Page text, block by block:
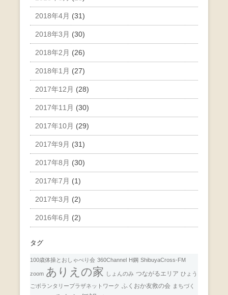
2018年4月 (31)
2018年3月 (30)
2018年2月 (26)
2018年1月 (27)
2017年12月 (28)
2017年11月 (30)
2017年10月 (29)
2017年9月 (31)
2017年8月 (30)
2017年7月 (1)
2017年3月 (2)
2016年6月 (2)
タグ
100歳体操とおしゃべり会 360Channel H鋼 ShibuyaCross-FM
zoom ありえの家 しょんのみ つながるエリア ひょう
ごボランタリープラザネットワーク ふくおか友救の会 まちづく